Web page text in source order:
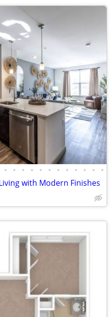
• • • • • • • • • • • •
with Modern Finishes